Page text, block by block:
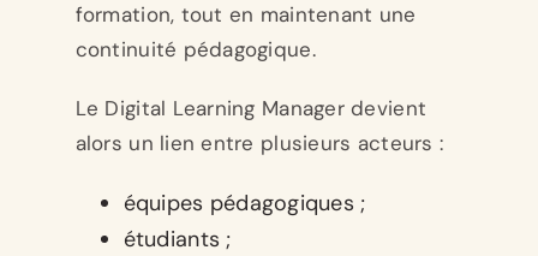
formation, tout en maintenant une
continuité pédagogique.
Le Digital Learning Manager devient
alors un lien entre plusieurs acteurs :
équipes pédagogiques ;
étudiants ;